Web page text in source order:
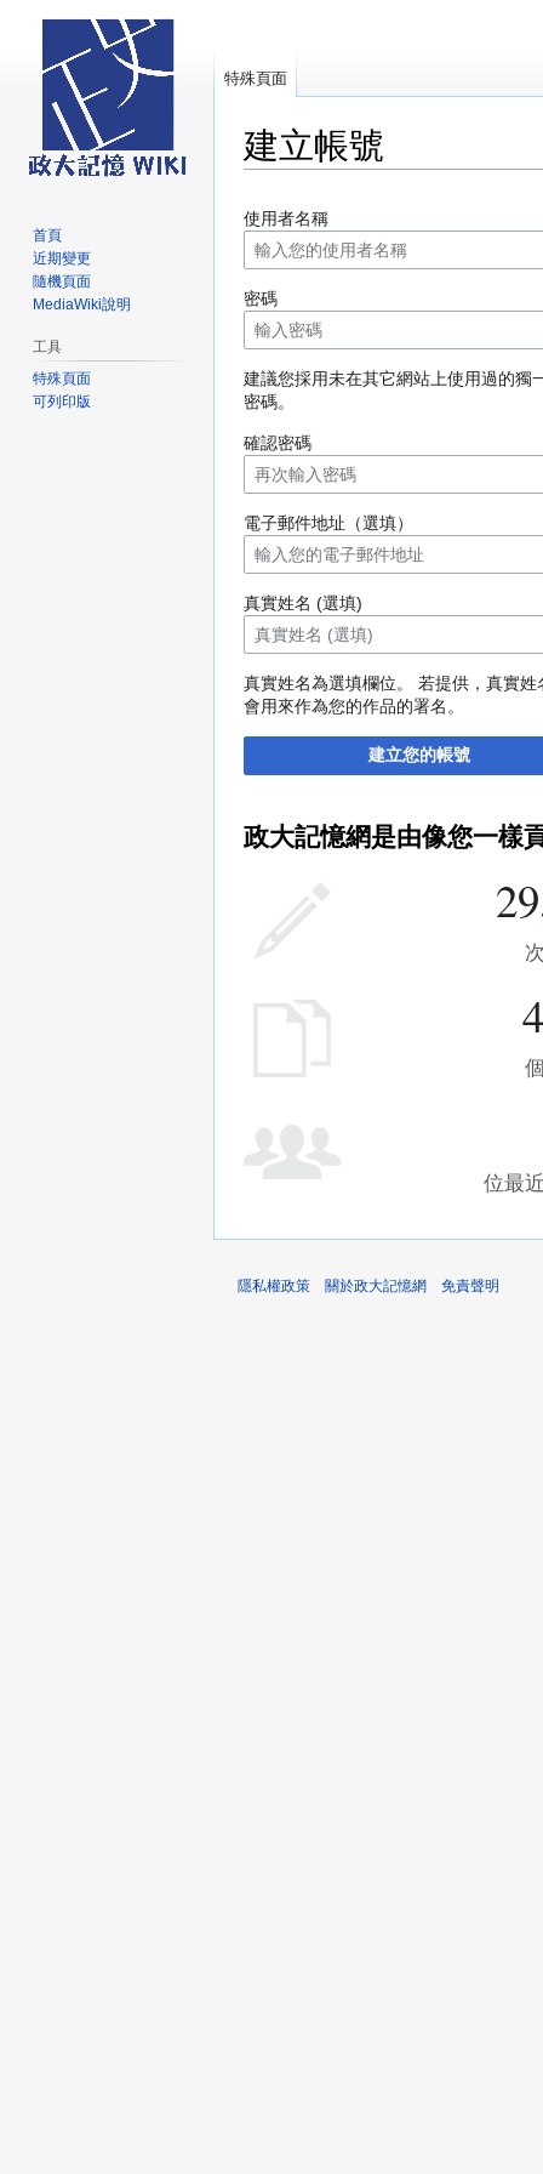
建立帳號
至
導
至
搜
使用者名稱
密碼
建議您採用未在其它網站上使用過的獨
密碼。
確認密碼
電子郵件地址（選填）
真實姓名 (選填)
真實姓名為選填欄位。 若提供，真實姓
會用來作為您的作品的署名。
建立您的帳號
政大記憶網是由像您一樣
位最
特殊頁面
首頁
近期變更
隨機頁面
MediaWiki說明
工具
特殊頁面
可列印版
隱私權政策 關於政大記憶網 免責聲明